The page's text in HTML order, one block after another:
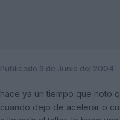
Publicado 9 de Junio del 2004
hace ya un tiempo que noto
cuando dejo de acelerar o